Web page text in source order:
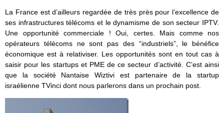
La France est d’ailleurs regardée de très près pour l’excellence de
ses infrastructures télécoms et le dynamisme de son secteur IPTV.
Une opportunité commerciale ! Oui, certes. Mais comme nos
opérateurs télécoms ne sont pas des “industriels”, le bénéfice
économique est à relativiser. Les opportunités sont en tout cas à
saisir pour les startups et PME de ce secteur d’activité. C’est ainsi
que la société Nantaise Wiztivi est partenaire de la startup
israélienne TVinci dont nous parlerons dans un prochain post.